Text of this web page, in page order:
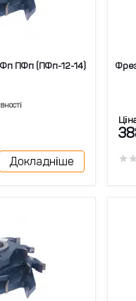
ПФп (ПФп-12-14)
Докладніше